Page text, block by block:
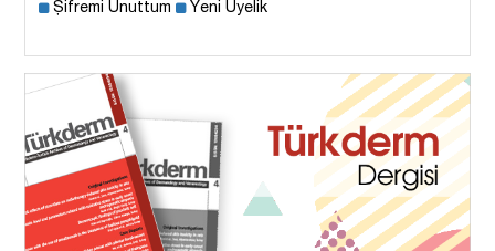
Şifremi Unuttum Yeni Üyelik